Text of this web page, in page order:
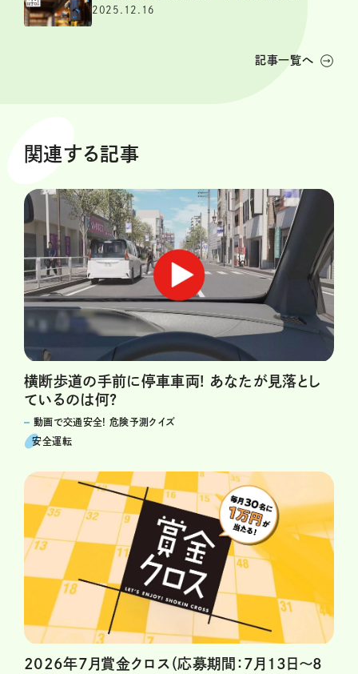
2025.12.16
記事一覧へ
関連する記事
横断歩道の手前に停車車両! あなたが見落とし
ているのは何?
動画で交通安全! 危険予測クイズ
安全運転
2026年7月賞金クロス（応募期間：7月13日～8